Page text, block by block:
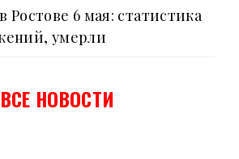
Ростове 6 мая: статистика
умерли
ВСЕ НОВОСТИ